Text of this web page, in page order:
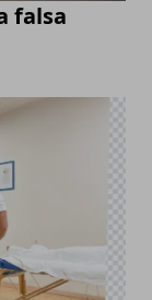
falsa